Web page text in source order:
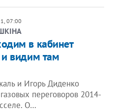
07:00
в кабинет
и видим там
и Игорь Диденко
переговоров 2014-
О…